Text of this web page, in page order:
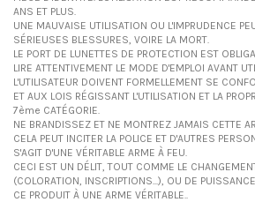
ANS ET PLUS.
UNE MAUVAISE UTILISATION OU L'IMPRUDENCE
SÉRIEUSES BLESSURES, VOIRE LA MORT.
LE PORT DE LUNETTES DE PROTECTION EST
LIRE ATTENTIVEMENT LE MODE D'EMPLOI AVANT
L'UTILISATEUR DOIVENT FORMELLEMENT SE
ET AUX LOIS RÉGISSANT L'UTILISATION ET LA
7ème CATÉGORIE.
NE BRANDISSEZ ET NE MONTREZ JAMAIS CETTE
CELA PEUT INCITER LA POLICE ET D'AUTRES
S'AGIT D'UNE VÉRITABLE ARME À FEU.
CECI EST UN DÉLIT, TOUT COMME LE
(COLORATION, INSCRIPTIONS...), OU DE
CE PRODUIT À UNE ARME VÉRITABLE..